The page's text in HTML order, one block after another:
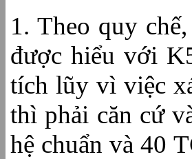
1. Theo quy
được hiểu với
tích lũy vì việc
thì phải căn cứ
hệ chuẩn và 40